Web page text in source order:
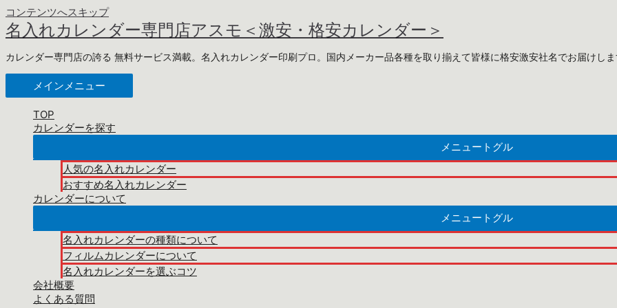
コンテンツへスキップ
名入れカレンダー専門店アスモ＜激安・格安カレンダー＞
カレンダー専門店の誇る 無料サービス満載。名入れカレンダー印刷プロ。国内メーカー品各種を取り揃えて皆様に格安激安社名でお届けし
メインメニュー
TOP
カレンダーを探す
メニュートグル
人気の名入れカレンダー
おすすめ名入れカレンダー
カレンダーについて
メニュートグル
名入れカレンダーの種類について
フィルムカレンダーについて
名入れカレンダーを選ぶコツ
会社概要
よくある質問